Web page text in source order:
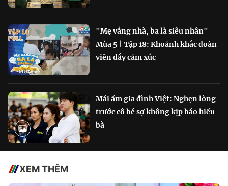
"Mẹ vắng nhà, ba là siêu nhân"
Mùa 5 | Tập 18: Khoảnh khắc đoàn
viên đầy cảm xúc
Mái ấm gia đình Việt: Nghẹn lòng
trước cô bé sợ không kịp báo hiếu
bà
XEM THÊM